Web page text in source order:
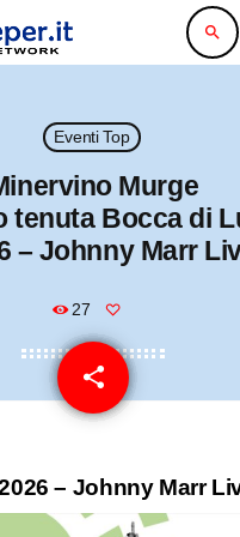
search
Eventi Top
Murge
tenuta Bocca di
– Johnny Marr
27
share
email
– Johnny Marr